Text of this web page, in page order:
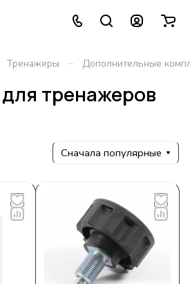
Тренажеры – Дополнительные
тренажеров
Сначала популярные